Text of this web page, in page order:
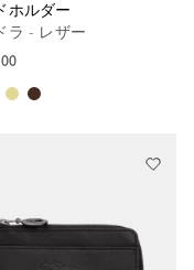
ホルダー
ドラ - レザー